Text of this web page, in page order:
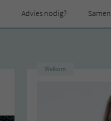
Advies nodig?
Welkom